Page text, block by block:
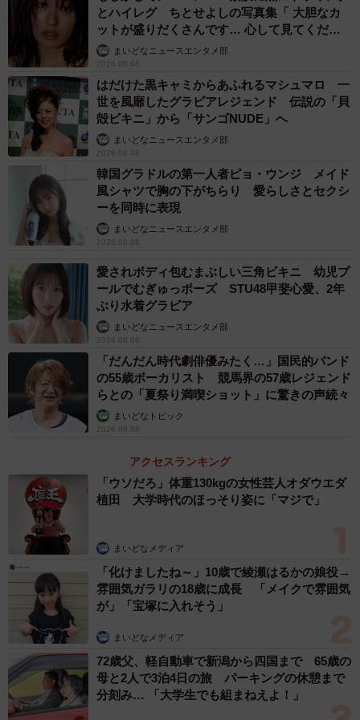
とハイレグ ちとせよしの写真集「 大胆なカ
ットが盛りだくさんです… 心して見てくださ
い」まいどなニュースエンタメ部
2026.08.08
はだけた黒キャミからあふれるマシュマロ 一
世を風靡したグラビアレジェンド 伝説の「貝
殻ビキニ」から「サンゴNUDE」へ
まいどなニュースエンタメ部
2026.08.08
韓国グラドルの第一人者ピョ・ウンジ メイド
風シャツで胸の下がちらり 愛らしさとセクシ
ーを同時に表現
まいどなニュースエンタメ部
2026.08.08
愛されボディ包むまぶしい三角ビキニ 幼児プ
ールでむぎゅっポーズ STU48甲斐心愛、2年
ぶり水着グラビア
まいどなニュースエンタメ部
2026.08.08
「だんだん時代劇俳優みたく…」国民的バンド
の55歳ボーカリスト 競馬界の57歳レジェンド
らとの「夏祭り満喫ショット」に驚きの声続々
まいどなトピック
2026.08.08
アクセスランキング
「ウソだろ」体重130kgの女性芸人オダウエダ
植田 大学時代のほっそり姿に「マジで」
まいどなメディア
「化けましたね～」10歳で綾瀬はるかの娘役→
雰囲気ガラリの18歳に成長 「メイクで雰囲気
が」「宝塚に入れそう」
まいどなメディア
72歳父、軽自動車で新潟から四国まで 65歳の
母と2人で3泊4日の旅 パーキングの休憩まで
分刻み… 「大学生でも組まねえよ！」